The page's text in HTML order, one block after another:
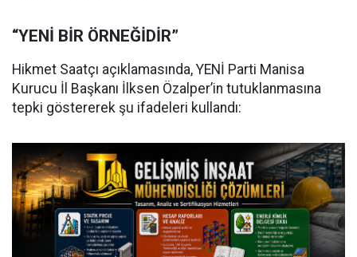
“YENİ BİR ÖRNEĞİDİR”
Hikmet Saatçı açıklamasında, YENİ Parti Manisa
Kurucu İl Başkanı İlksen Özalper’in tutuklanmasına
tepki göstererek şu ifadeleri kullandı: